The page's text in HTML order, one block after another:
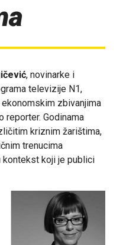
, novinarke i
televizije N1,
zbivanjima
reporter. Godinama
kriznim žarištima,
trenucima
kontekst koji je publici